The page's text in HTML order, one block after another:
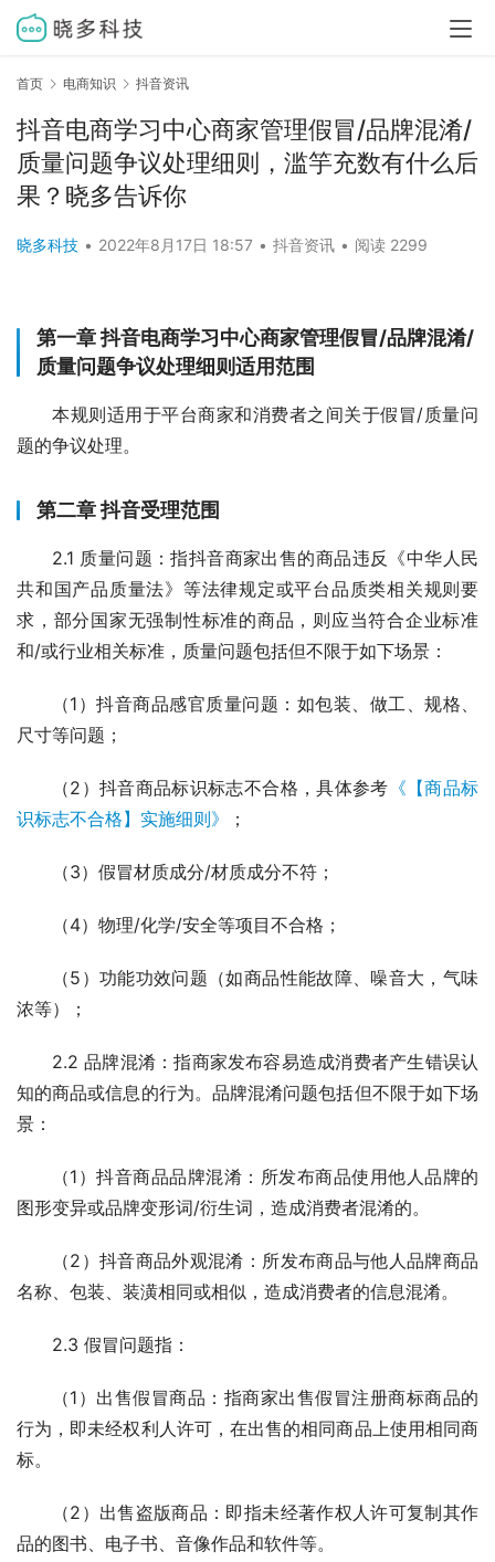
首页 电商知识 抖音资讯
抖音电商学习中心商家管理假冒/品牌混淆/
质量问题争议处理细则，滥竽充数有什么后
果？晓多告诉你
晓多科技 • 2022年8月17日 18:57 • 抖音资讯 • 阅读 2299
第一章 抖音电商学习中心商家管理假冒/品牌混淆/
质量问题争议处理细则适用范围
本规则适用于平台商家和消费者之间关于假冒/质量问
题的争议处理。
第二章 抖音受理范围
2.1 质量问题：指抖音商家出售的商品违反《中华人民
共和国产品质量法》等法律规定或平台品质类相关规则要
求，部分国家无强制性标准的商品，则应当符合企业标准
和/或行业相关标准，质量问题包括但不限于如下场景：
（1）抖音商品感官质量问题：如包装、做工、规格、
尺寸等问题；
（2）抖音商品标识标志不合格，具体参考 《【商品标
识标志不合格】实施细则》
；
（3）假冒材质成分/材质成分不符；
（4）物理/化学/安全等项目不合格；
（5）功能功效问题（如商品性能故障、噪音大，气味
浓等）；
2.2 品牌混淆：指商家发布容易造成消费者产生错误认
知的商品或信息的行为。品牌混淆问题包括但不限于如下场
景：
（1）抖音商品品牌混淆：所发布商品使用他人品牌的
图形变异或品牌变形词/衍生词，造成消费者混淆的。
（2）抖音商品外观混淆：所发布商品与他人品牌商品
名称、包装、装潢相同或相似，造成消费者的信息混淆。
2.3 假冒问题指：
（1）出售假冒商品：指商家出售假冒注册商标商品的
行为，即未经权利人许可，在出售的相同商品上使用相同商
标。
（2）出售盗版商品：即指未经著作权人许可复制其作
品的图书、电子书、音像作品和软件等。